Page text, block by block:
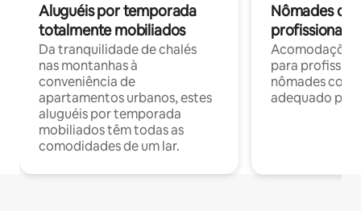
Aluguéis por temporada
totalmente mobiliados
Da tranquilidade de chalés
nas montanhas à
conveniência de
apartamentos urbanos, estes
aluguéis por temporada
mobiliados têm todas as
comodidades de um lar.
Nômades
profissionais
para
nômades com
adequado